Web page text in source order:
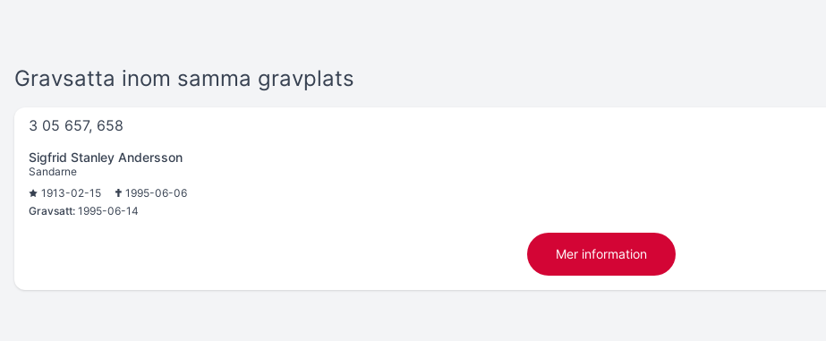
Gravsatta inom samma gravplats
3 05 657, 658
Sigfrid Stanley Andersson
Sandarne
1913-02-15
1995-06-06
Gravsatt: 1995-06-14
Mer information